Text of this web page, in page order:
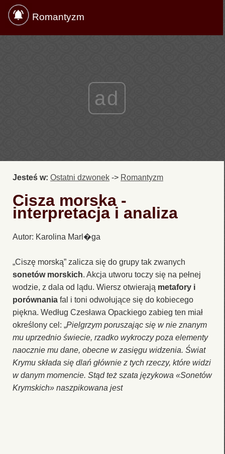
Romantyzm
ad
Jesteś w: Ostatni dzwonek -> Romantyzm
Cisza morska -
interpretacja i analiza
Autor: Karolina Marl�ga
„Ciszę morską” zalicza się do grupy tak zwanych
sonetów morskich. Akcja utworu toczy się na pełnej
wodzie, z dala od lądu. Wiersz otwierają metafory i
porównania fal i toni odwołujące się do kobiecego
piękna. Według Czesława Opackiego zabieg ten miał
określony cel: „Pielgrzym poruszając się w nie znanym
mu uprzednio świecie, rzadko wykroczy poza elementy
naocznie mu dane, obecne w zasięgu widzenia. Świat
Krymu składa się dlań głównie z tych rzeczy, które widzi
w danym momencie. Stąd też szata językowa «Sonetów
Krymskich» naszpikowana jest